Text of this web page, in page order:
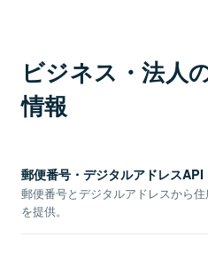
ビジネス・法人
情報
郵便番号・デジタルアドレスAPI
郵便番号とデジタルアドレスから
を提供。